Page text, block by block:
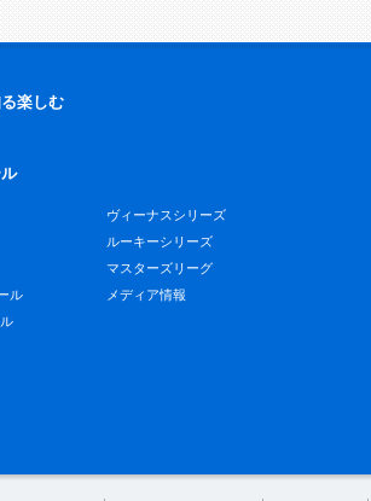
楽しむ
ル
ヴィーナスシリーズ
ルーキーシリーズ
マスターズリーグ
メディア情報